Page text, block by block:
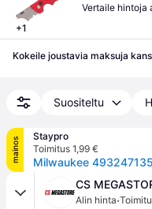
+1
Vertaile hintoja
Kokeile joustavia maksuja
Suositeltu
mainos
Staypro
Toimitus 1,99 €
CS
Alin hinta·